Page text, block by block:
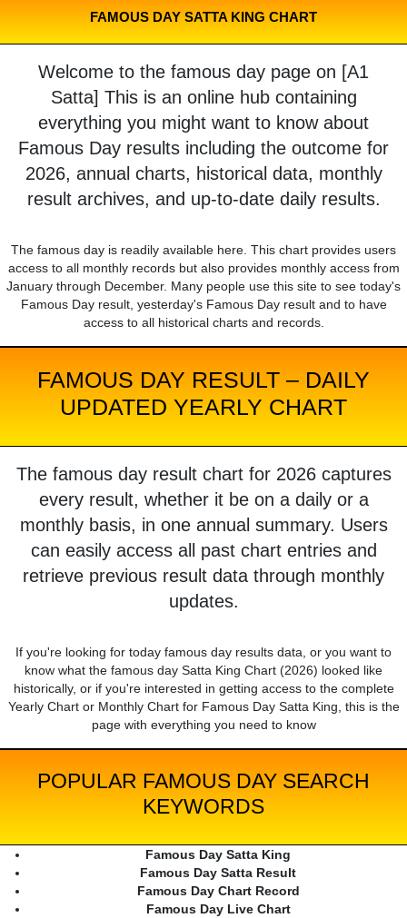
FAMOUS DAY SATTA KING CHART
Welcome to the famous day page on [A1
Satta] This is an online hub containing
everything you might want to know about
Famous Day results including the outcome for
2026, annual charts, historical data, monthly
result archives, and up-to-date daily results.
The famous day is readily available here. This chart provides users
access to all monthly records but also provides monthly access from
January through December. Many people use this site to see today's
Famous Day result, yesterday's Famous Day result and to have
access to all historical charts and records.
FAMOUS DAY RESULT – DAILY
UPDATED YEARLY CHART
The famous day result chart for 2026 captures
every result, whether it be on a daily or a
monthly basis, in one annual summary. Users
can easily access all past chart entries and
retrieve previous result data through monthly
updates.
If you're looking for today famous day results data, or you want to
know what the famous day Satta King Chart (2026) looked like
historically, or if you're interested in getting access to the complete
Yearly Chart or Monthly Chart for Famous Day Satta King, this is the
page with everything you need to know
POPULAR FAMOUS DAY SEARCH
KEYWORDS
Famous Day Satta King
Famous Day Satta Result
Famous Day Chart Record
Famous Day Live Chart